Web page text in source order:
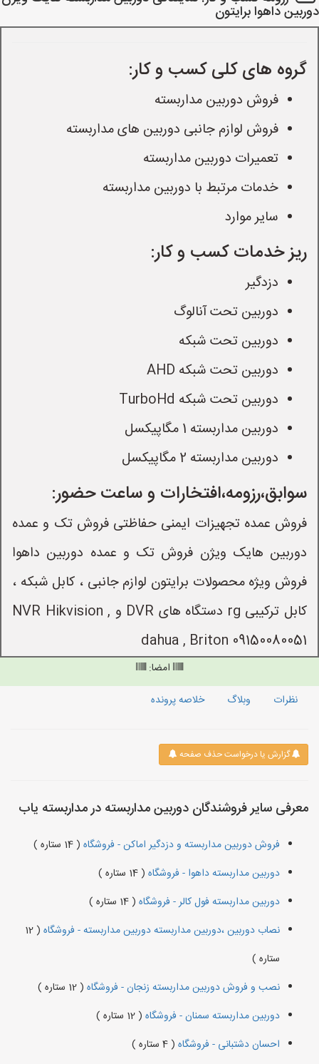
دوربین داهوا برایتون
گروه های کلی کسب و کار:
فروش دوربین مداربسته
فروش لوازم جانبی دوربین های مداربسته
تعمیرات دوربین مداربسته
خدمات مرتبط با دوربین مداربسته
سایر موارد
ریز خدمات کسب و کار:
دزدگیر
دوربین تحت آنالوگ
دوربین تحت شبکه
دوربین تحت شبکه AHD
دوربین تحت شبکه TurboHd
دوربین مداربسته 1 مگاپیکسل
دوربین مداربسته 2 مگاپیکسل
سوابق،رزومه،افتخارات و ساعت حضور:
فروش عمده تجهیزات ایمنی حفاظتی فروش تک و عمده
دوربین هایک ویژن فروش تک و عمده دوربین داهوا
فروش ویژه محصولات برایتون لوازم جانبی ، کابل شبکه ،
کابل ترکیبی rg دستگاه های DVR و NVR Hikvision ,
dahua , Briton 09150080051
امضا:
نظرات
وبلاگ خلاصه پرونده
گزارش یا درخواست حذف صفحه
معرفی سایر فروشندگان دوربین مداربسته در مداربسته یاب
فروش دوربین مداربسته و دزدگیر اماکن - فروشگاه ( 14 ستاره )
دوربین مداربسته داهوا - فروشگاه ( 14 ستاره )
دوربین مداربسته فول کالر - فروشگاه ( 14 ستاره )
نصاب دوربین ،دوربین مداربسته دوربین مداربسته - فروشگاه ( 12
ستاره )
نصب و فروش دوربین مداربسته زنجان - فروشگاه ( 12 ستاره )
دوربین مداربسته سمنان - فروشگاه ( 12 ستاره )
احسان دشتبانی - فروشگاه ( 4 ستاره )